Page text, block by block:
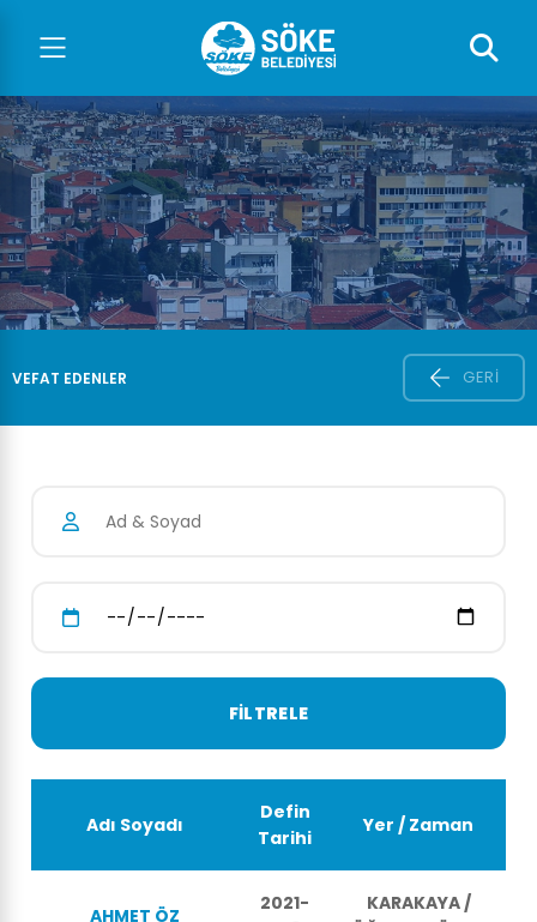
VEFAT EDENLER GERI
Adı Soyadı
Defin
Tarihi
Yer / Zaman
AHMET ÖZ
2021-
KARAKAYA /